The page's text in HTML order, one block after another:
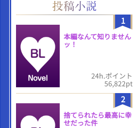
1
本編なんて知りません
ッ！
24h.ポイント
56,822pt
2
捨てられたら最高に幸
せだった件